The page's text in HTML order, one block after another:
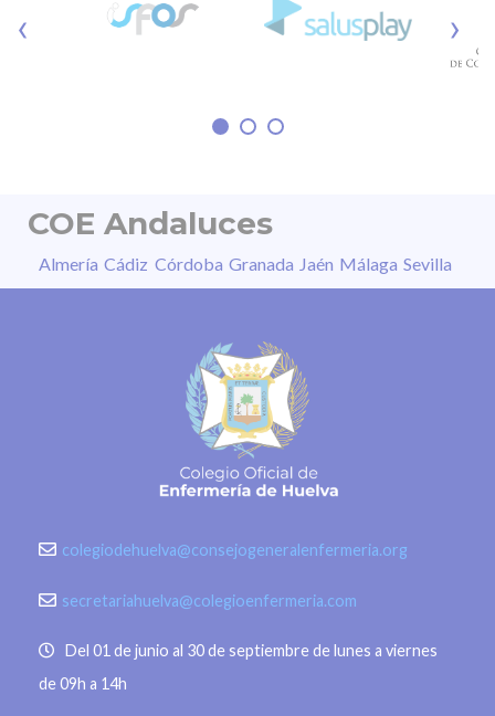
ganadores de los II Premios Nacionales de
‹ ›
COE Andaluces
Almería Cádiz Córdoba Granada Jaén Málaga Sevilla
colegiodehuelva@consejogeneralenfermeria.org
secretariahuelva@colegioenfermeria.com
Del 01 de junio al 30 de septiembre de lunes a viernes
de 09h a 14h